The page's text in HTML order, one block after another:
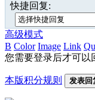
快捷回复:
高级模式
B Color Image Link
您需要登录后才可以
本版积分规则 发表回